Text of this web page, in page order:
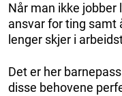
Når man ikke jobber
ansvar for ting samt
lenger skjer i
Det er her
disse behovene